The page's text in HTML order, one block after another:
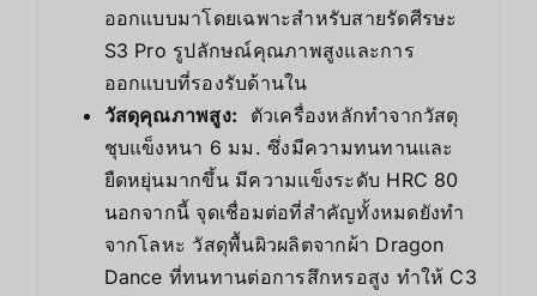
ออกแบบมาโดยเฉพาะสำหรับสายรัดศีรษะ
S3 Pro รูปลักษณ์คุณภาพสูงและการ
ออกแบบที่รองรับด้านใน
วัสดุคุณภาพสูง: ตัวเครื่องหลักทำจากวัสดุ
ชุบแข็งหนา 6 มม. ซึ่งมีความทนทานและ
ยืดหยุ่นมากขึ้น มีความแข็งระดับ HRC 80
นอกจากนี้ จุดเชื่อมต่อที่สำคัญทั้งหมดยังทำ
จากโลหะ วัสดุพื้นผิวผลิตจากผ้า Dragon
Dance ที่ทนทานต่อการสึกหรอสูง ทำให้ C3